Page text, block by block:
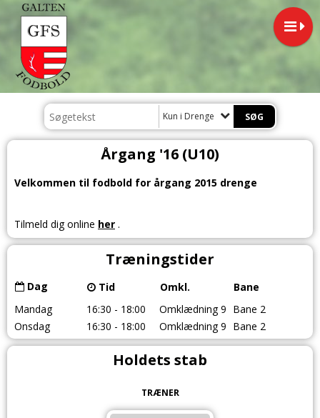
Kun i Drenge
Årgang '16 (U10)
Velkommen til fodbold for årgang 2015 drenge
Tilmeld dig online her .
Træningstider
Dag Tid Omkl.
Bane
Mandag
16:30 - 18:00 Omklædning 9 Bane 2
Onsdag
16:30 - 18:00 Omklædning 9 Bane 2
Holdets stab
TRÆNER